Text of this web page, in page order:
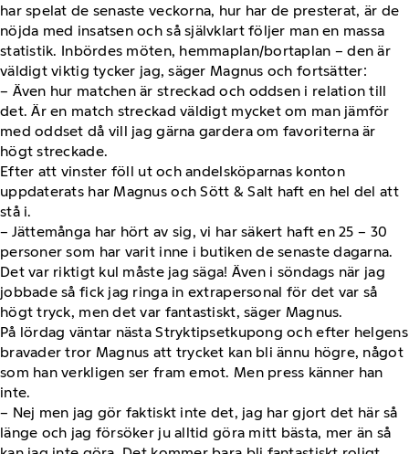
har spelat de senaste veckorna, hur har de presterat, är de
nöjda med insatsen och så självklart följer man en massa
statistik. Inbördes möten, hemmaplan/bortaplan – den är
väldigt viktig tycker jag, säger Magnus och fortsätter:
– Även hur matchen är streckad och oddsen i relation till
det. Är en match streckad väldigt mycket om man jämför
med oddset då vill jag gärna gardera om favoriterna är
högt streckade.
Efter att vinster föll ut och andelsköparnas konton
uppdaterats har Magnus och Sött & Salt haft en hel del att
stå i.
– Jättemånga har hört av sig, vi har säkert haft en 25 – 30
personer som har varit inne i butiken de senaste dagarna.
Det var riktigt kul måste jag säga! Även i söndags när jag
jobbade så fick jag ringa in extrapersonal för det var så
högt tryck, men det var fantastiskt, säger Magnus.
På lördag väntar nästa Stryktipsetkupong och efter helgens
bravader tror Magnus att trycket kan bli ännu högre, något
som han verkligen ser fram emot. Men press känner han
inte.
– Nej men jag gör faktiskt inte det, jag har gjort det här så
länge och jag försöker ju alltid göra mitt bästa, mer än så